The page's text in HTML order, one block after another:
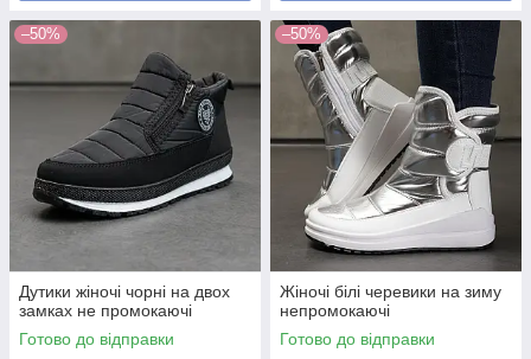
–50%
Дутики жіночі чорні на двох
замках не промокаючі
Готово до відправки
–50%
Жіночі білі черевики на зиму
непромокаючі
Готово до відправки